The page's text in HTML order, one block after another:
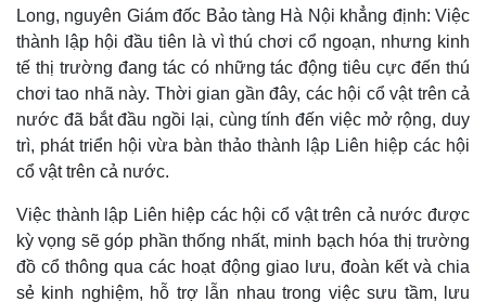
Long, nguyên Giám đốc Bảo tàng Hà Nội khẳng định: Việc
thành lập hội đầu tiên là vì thú chơi cổ ngoạn, nhưng kinh
tế thị trường đang tác có những tác động tiêu cực đến thú
chơi tao nhã này. Thời gian gần đây, các hội cổ vật trên cả
nước đã bắt đầu ngồi lại, cùng tính đến việc mở rộng, duy
trì, phát triển hội vừa bàn thảo thành lập Liên hiệp các hội
cổ vật trên cả nước.
Việc thành lập Liên hiệp các hội cổ vật trên cả nước được
kỳ vọng sẽ góp phần thống nhất, minh bạch hóa thị trường
đồ cổ thông qua các hoạt động giao lưu, đoàn kết và chia
sẻ kinh nghiệm, hỗ trợ lẫn nhau trong việc sưu tầm, lưu